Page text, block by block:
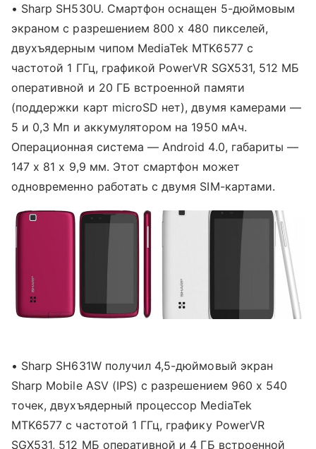
• Sharp SH530U. Смартфон оснащен 5-дюймовым
экраном с разрешением 800 х 480 пикселей,
двухъядерным чипом MediaTek MTK6577 с
частотой 1 ГГц, графикой PowerVR SGX531, 512 МБ
оперативной и 20 ГБ встроенной памяти
(поддержки карт microSD нет), двумя камерами —
5 и 0,3 Мп и аккумулятором на 1950 мАч.
Операционная система — Android 4.0, габариты —
147 х 81 х 9,9 мм. Этот смартфон может
одновременно работать с двумя SIM-картами.
• Sharp SH631W получил 4,5-дюймовый экран
Sharp Mobile ASV (IPS) с разрешением 960 х 540
точек, двухъядерный процессор MediaTek
MTK6577 с частотой 1 ГГц, графику PowerVR
SGX531, 512 МБ оперативной и 4 ГБ встроенной